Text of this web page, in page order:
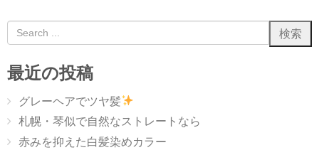
最近の投稿
グレーヘアでツヤ髪
札幌・琴似で自然なストレートなら
赤みを抑えた白髪染めカラー